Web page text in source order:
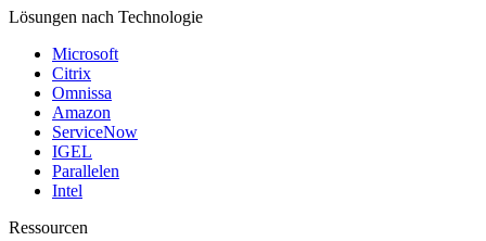
Lösungen nach Technologie
Microsoft
Citrix
Omnissa
Amazon
ServiceNow
IGEL
Parallelen
Intel
Ressourcen